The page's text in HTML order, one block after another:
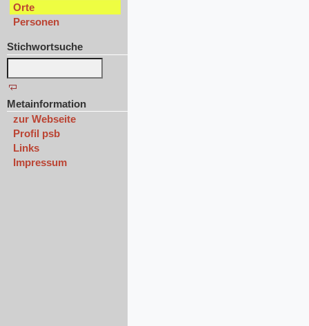
Orte
Personen
Stichwortsuche
Metainformation
zur Webseite
Profil psb
Links
Impressum